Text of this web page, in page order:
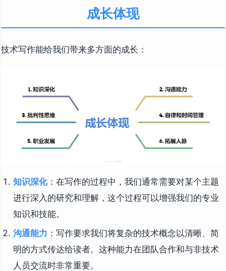
成长体现
技术写作能给我们带来多方面的成长：
知识深化：在写作的过程中，我们通常需要对某个主题
进行深入的研究和理解，这个过程可以增强我们的专业
知识和技能。
沟通能力 ：写作要求我们将复杂的技术概念以清晰、简
明的方式传达给读者。这种能力在团队合作和与非技术
人员交流时非常重要。